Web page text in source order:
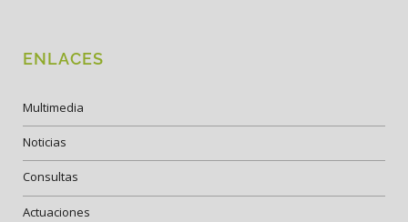
ENLACES
Multimedia
Noticias
Consultas
Actuaciones